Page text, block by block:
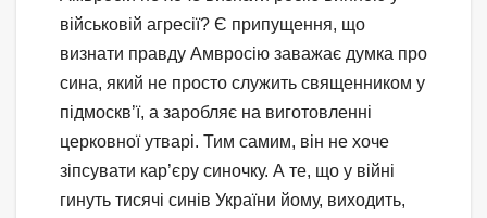
військовій агресії? Є припущення, що
визнати правду Амвросію заважає думка про
сина, який не просто служить священником у
підмоскв’ї, а заробляє на виготовленні
церковної утварі. Тим самим, він не хоче
зіпсувати кар’єру синочку. А те, що у війні
гинуть тисячі синів України йому, виходить,